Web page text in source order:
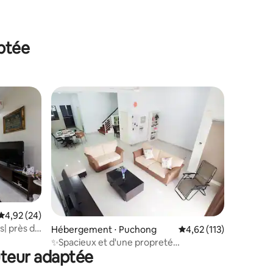
: 4,87 sur 5
moyenne sur la base de 24 commentaires : 4,92 sur 5
4,92 (24)
près de
Hébergement ⋅ Puchong Évaluation moyenne
4,62 (113)
✨Spacieux et d'une propreté
irréprochable @ Puchong Hub - Puteri 6
adaptée